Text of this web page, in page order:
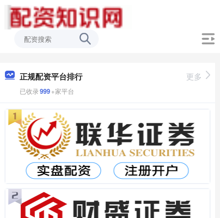
正规配资平台排行
已收录999+家平台
更多